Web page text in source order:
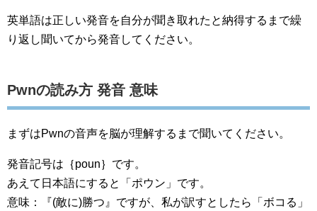
英単語は正しい発音を自分が聞き取れたと納得するまで繰
り返し聞いてから発音してください。
Pwnの読み方 発音 意味
まずはPwnの音声を脳が理解するまで聞いてください。
発音記号は｛poun｝です。
あえて日本語にすると「ポウン」です。
意味：『(敵に)勝つ』ですが、私が訳すとしたら「ボコる」